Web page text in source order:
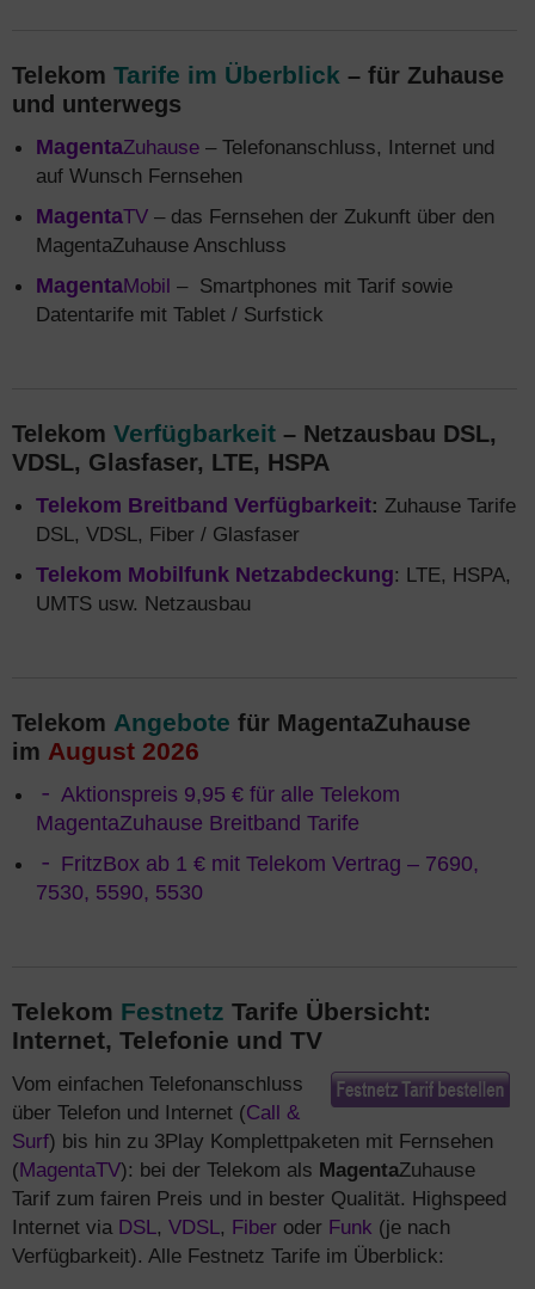
Telekom Tarife im Überblick – für Zuhause
und unterwegs
MagentaZuhause – Telefonanschluss, Internet und
auf Wunsch Fernsehen
MagentaTV – das Fernsehen der Zukunft über den
MagentaZuhause Anschluss
MagentaMobil – Smartphones mit Tarif sowie
Datentarife mit Tablet / Surfstick
Telekom Verfügbarkeit – Netzausbau DSL,
VDSL, Glasfaser, LTE, HSPA
Telekom Breitband Verfügbarkeit: Zuhause Tarife
DSL, VDSL, Fiber / Glasfaser
Telekom Mobilfunk Netzabdeckung: LTE, HSPA,
UMTS usw. Netzausbau
Telekom Angebote für MagentaZuhause
im August 2026
Aktionspreis 9,95 € für alle Telekom
MagentaZuhause Breitband Tarife
FritzBox ab 1 € mit Telekom Vertrag – 7690,
7530, 5590, 5530
Telekom Festnetz Tarife Übersicht:
Internet, Telefonie und TV
Vom einfachen Telefonanschluss
über Telefon und Internet (Call &
Surf) bis hin zu 3Play Komplettpaketen mit Fernsehen
(MagentaTV): bei der Telekom als MagentaZuhause
Tarif zum fairen Preis und in bester Qualität. Highspeed
Internet via DSL, VDSL, Fiber oder Funk (je nach
Verfügbarkeit). Alle Festnetz Tarife im Überblick: